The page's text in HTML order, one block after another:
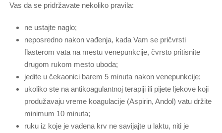
Vas da se pridržavate nekoliko pravila:
ne ustajte naglo;
neposredno nakon vađenja, kada Vam se pričvrsti
flasterom vata na mestu venepunkcije, čvrsto pritisnite
drugom rukom mesto uboda;
jedite u čekaonici barem 5 minuta nakon venepunkcije;
ukoliko ste na antikoagulantnoj terapiji ili pijete ljekove koji
produžavaju vreme koagulacije (Aspirin, Andol) vatu držite
minimum 10 minuta;
ruku iz koje je vađena krv ne savijajte u laktu, niti je